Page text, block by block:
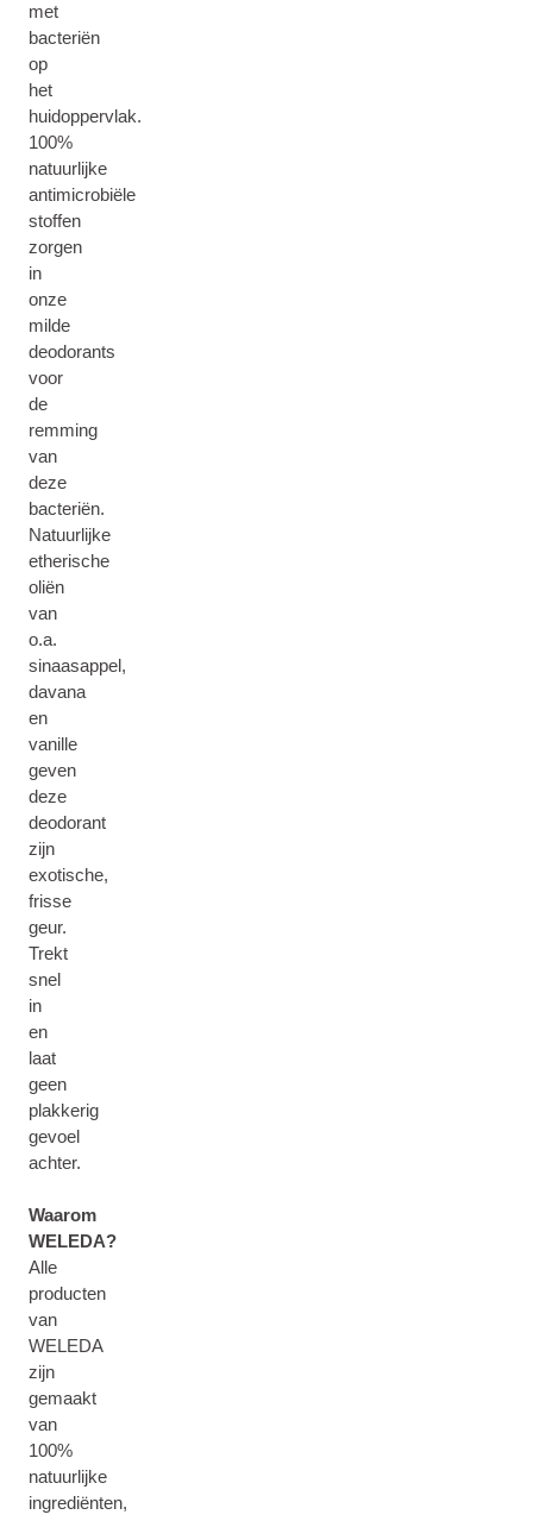
met
bacteriën
op
het
huidoppervlak.
100%
natuurlijke
antimicrobiële
stoffen
zorgen
in
onze
milde
deodorants
voor
de
remming
van
deze
bacteriën.
Natuurlijke
etherische
oliën
van
o.a.
sinaasappel,
davana
en
vanille
geven
deze
deodorant
zijn
exotische,
frisse
geur.
Trekt
snel
in
en
laat
geen
plakkerig
gevoel
achter.
Waarom
WELEDA?
Alle
producten
van
WELEDA
zijn
gemaakt
van
100%
natuurlijke
ingrediënten,